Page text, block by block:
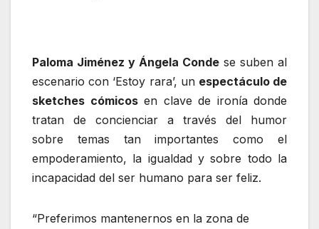
Paloma Jiménez y Ángela Conde se suben al
escenario con ‘Estoy rara’, un espectáculo de
sketches cómicosen clave de ironía donde
tratan de concienciar a través del humor
sobre temas tan importantes como el
empoderamiento, la igualdad y sobre todo la
incapacidad del ser humano para ser feliz.
“Preferimos mantenernos en la zona de